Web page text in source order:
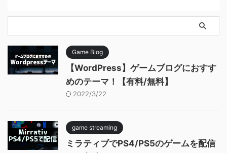
Game Blog
【WordPress】ゲームブログにおすす
めのテーマ！【有料/無料】
2022/3/22
game streaming
ミラティブでPS4/PS5のゲームを配信